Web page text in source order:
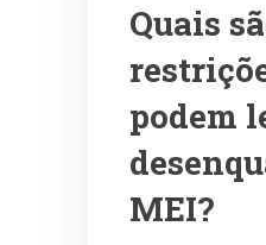
Quais
podem
MEI?